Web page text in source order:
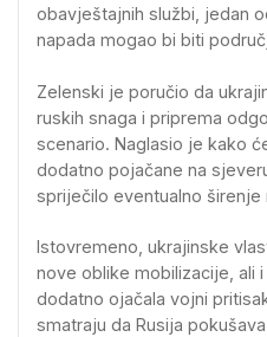
obavještajnih službi, jedan
napada mogao bi biti
Zelenski je poručio da
ruskih snaga i priprema
scenario. Naglasio je kako
dodatno pojačane na
spriječilo eventualno širenje
Istovremeno, ukrajinske
nove oblike mobilizacije, ali
dodatno ojačala vojni
smatraju da Rusija